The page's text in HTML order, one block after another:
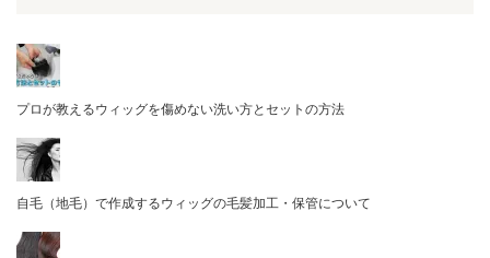
プロが教えるウィッグを傷めない洗い方とセットの方法
自毛（地毛）で作成するウィッグの毛髪加工・保管について